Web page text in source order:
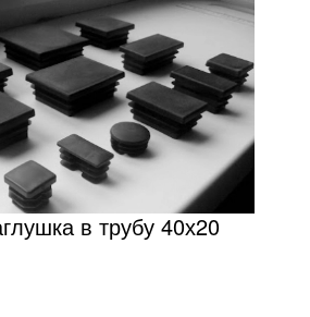
Заглушка пластиковая для